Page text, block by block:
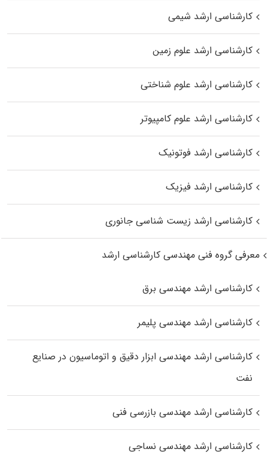
کارشناسی ارشد شیمی
کارشناسی ارشد علوم زمین
کارشناسی ارشد علوم شناختی
کارشناسی ارشد علوم کامپیوتر
کارشناسی ارشد فوتونیک
کارشناسی ارشد فیزیک
کارشناسی ارشد زیست‌ شناسی جانوری
معرفی گروه فنی مهندسی کارشناسی ارشد
کارشناسی ارشد مهندسی برق
کارشناسی ارشد مهندسی پلیمر
کارشناسی ارشد مهندسی ابزار دقیق و اتوماسیون در صنایع
نفت
کارشناسی ارشد مهندسی بازرسی فنی
کارشناسی ارشد مهندسی نساجی